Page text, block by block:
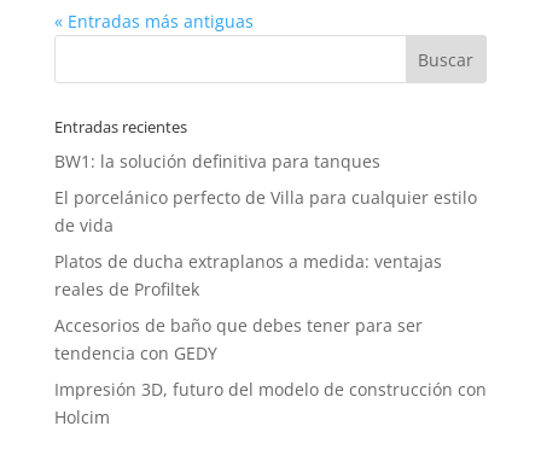
« Entradas más antiguas
Entradas recientes
BW1: la solución definitiva para tanques
El porcelánico perfecto de Villa para cualquier estilo
de vida
Platos de ducha extraplanos a medida: ventajas
reales de Profiltek
Accesorios de baño que debes tener para ser
tendencia con GEDY
Impresión 3D, futuro del modelo de construcción con
Holcim